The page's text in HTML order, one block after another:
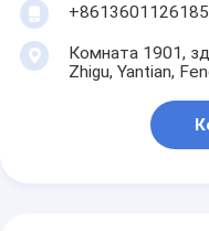
+8613601126185
Комната 1901,
Zhigu, Yantian,